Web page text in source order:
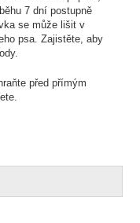
7 dní postupně
se může lišit v
psa. Zajistěte, aby
před přímým